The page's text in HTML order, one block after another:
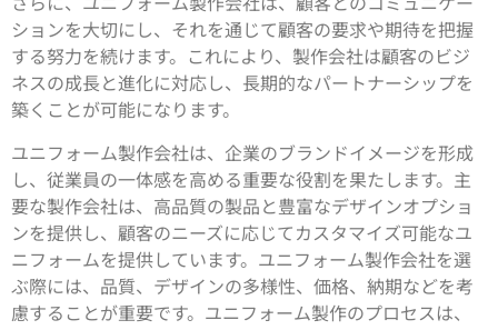
ションを大切にし、それを通じて顧客の要求や期待を把握
する努力を続けます。これにより、製作会社は顧客のビジ
ネスの成長と進化に対応し、長期的なパートナーシップを
築くことが可能になります。
ユニフォーム製作会社は、企業のブランドイメージを形成
し、従業員の一体感を高める重要な役割を果たします。主
要な製作会社は、高品質の製品と豊富なデザインオプショ
ンを提供し、顧客のニーズに応じてカスタマイズ可能なユ
ニフォームを提供しています。ユニフォーム製作会社を選
ぶ際には、品質、デザインの多様性、価格、納期などを考
慮することが重要です。ユニフォーム製作のプロセスは、